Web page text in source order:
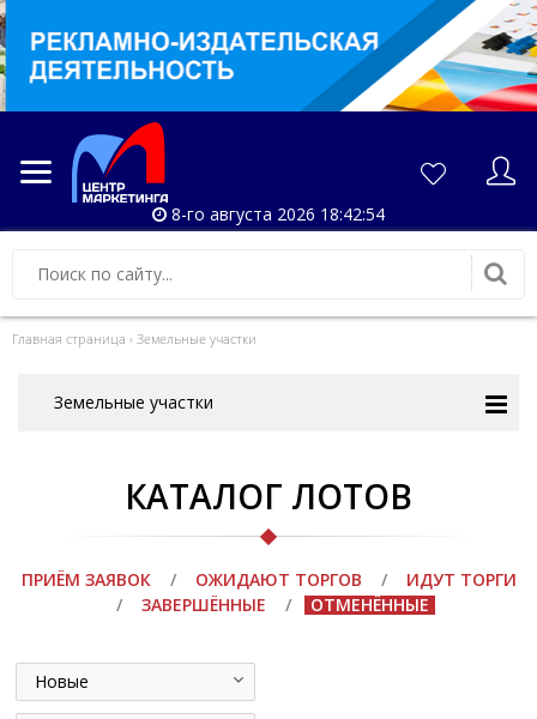
8-го августа 2026 18:42:54
Главная страница › Земельные участки
Земельные участки
КАТАЛОГ ЛОТОВ
ПРИЁМ ЗАЯВОК / ОЖИДАЮТ ТОРГОВ /
ИДУТ ТОРГИ
/
ЗАВЕРШЁННЫЕ / ОТМЕНЁННЫЕ
Новые